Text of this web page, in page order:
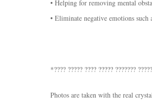
• Helping for removing mental
• Eliminate negative emotions
*???? ????? ???? ????? ???????
Photos are taken with the real